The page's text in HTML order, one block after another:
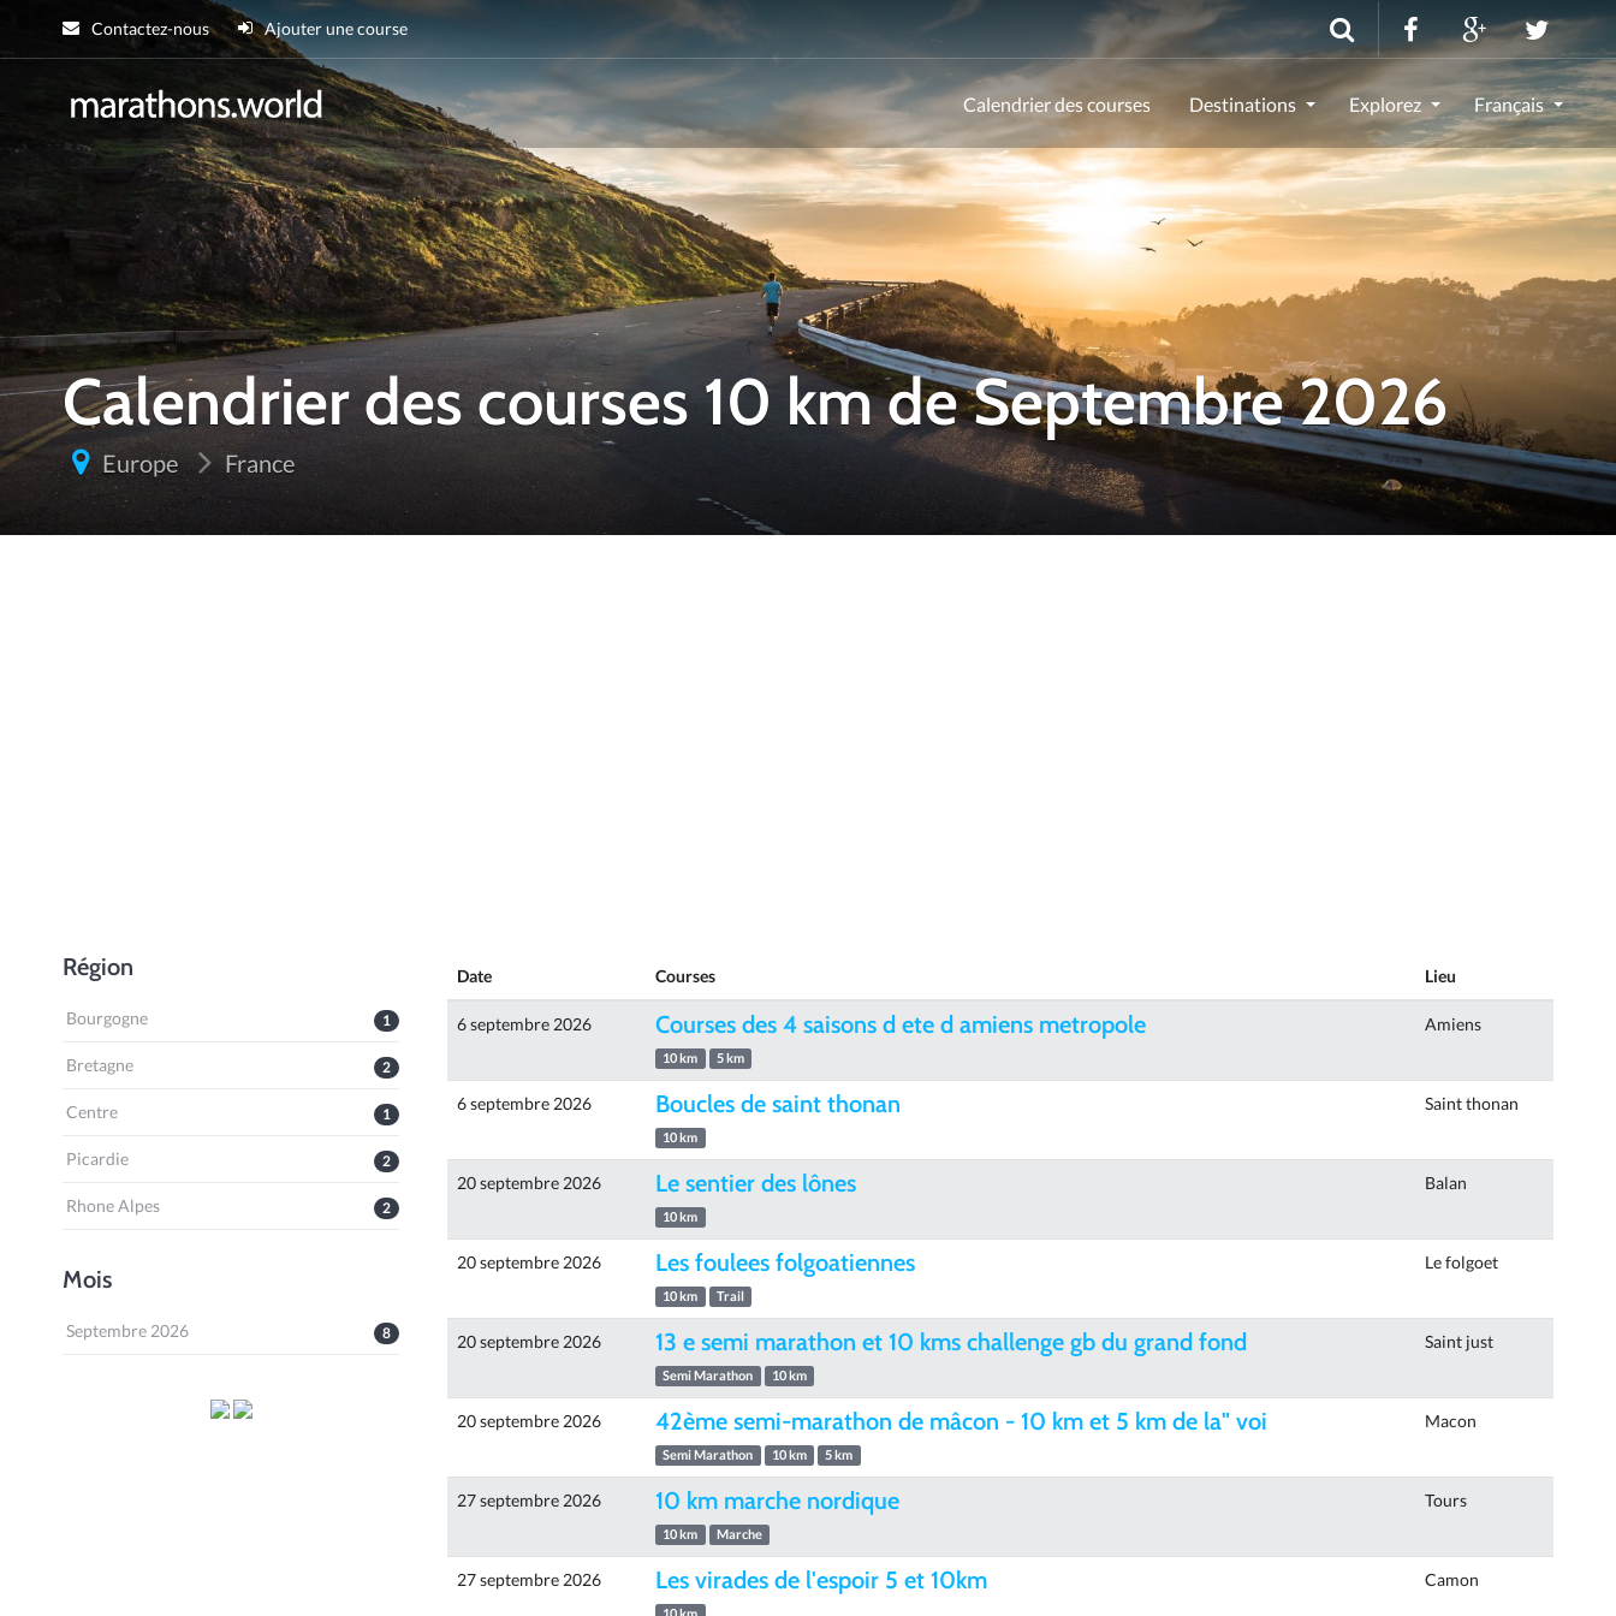
Contactez-nous Ajouter une course
marathons.world
Calendrier des courses Destinations Explorez Français
Calendrier des courses 10 km de Septembre 2026
Europe France
Région
1
Bourgogne
2
Bretagne
1
Centre
2
Picardie
2
Rhone Alpes
Mois
8
Septembre 2026
Date Courses Lieu
6 septembre 2026 Courses des 4 saisons d ete d amiens metropole
10 km 5 km
Amiens
6 septembre 2026 Boucles de saint thonan
10 km
Saint thonan
20 septembre 2026 Le sentier des lônes
10 km
Balan
20 septembre 2026 Les foulees folgoatiennes
10 km Trail
Le folgoet
20 septembre 2026 13 e semi marathon et 10 kms challenge gb du grand fond
Semi Marathon 10 km
Saint just
20 septembre 2026 42ème semi-marathon de mâcon - 10 km et 5 km de la" voi
Semi Marathon 10 km 5 km
Macon
27 septembre 2026 10 km marche nordique
10 km Marche
Tours
27 septembre 2026 Les virades de l'espoir 5 et 10km Camon